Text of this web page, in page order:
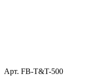
Арт. FB-T&T-500